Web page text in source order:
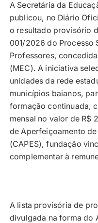
A Secretária da
publicou, no Diário
o resultado provisório
001/2026 do Processo
Professores,
(MEC). A iniciativa
unidades da rede
municípios baianos,
formação continuada,
mensal no valor de R$
de Aperfeiçoamento
(CAPES), fundação
complementar à
A lista provisória de
divulgada na forma do